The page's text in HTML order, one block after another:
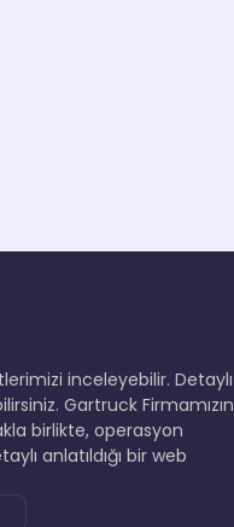
inceleyebilir. Detaylı
Gartruck Firmamızın
birlikte, operasyon
anlatıldığı bir web